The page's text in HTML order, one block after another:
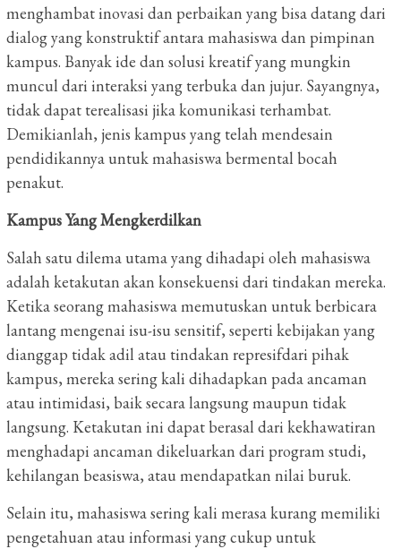
menghambat inovasi dan perbaikan yang bisa datang dari
dialog yang konstruktif antara mahasiswa dan pimpinan
kampus. Banyak ide dan solusi kreatif yang mungkin
muncul dari interaksi yang terbuka dan jujur. Sayangnya,
tidak dapat terealisasi jika komunikasi terhambat.
Demikianlah, jenis kampus yang telah mendesain
pendidikannya untuk mahasiswa bermental bocah
penakut.
Kampus Yang Mengkerdilkan
Salah satu dilema utama yang dihadapi oleh mahasiswa
adalah ketakutan akan konsekuensi dari tindakan mereka.
Ketika seorang mahasiswa memutuskan untuk berbicara
lantang mengenai isu-isu sensitif, seperti kebijakan yang
dianggap tidak adil atau tindakan represifdari pihak
kampus, mereka sering kali dihadapkan pada ancaman
atau intimidasi, baik secara langsung maupun tidak
langsung. Ketakutan ini dapat berasal dari kekhawatiran
menghadapi ancaman dikeluarkan dari program studi,
kehilangan beasiswa, atau mendapatkan nilai buruk.
Selain itu, mahasiswa sering kali merasa kurang memiliki
pengetahuan atau informasi yang cukup untuk